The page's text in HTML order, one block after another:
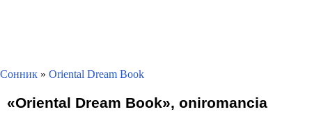
Сонник » Oriental Dream Book
«Oriental Dream Book», oniromancia